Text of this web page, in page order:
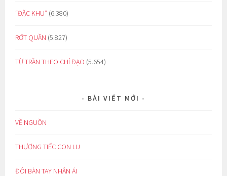
“ĐẶC KHU” (6.380)
RỚT QUẦN (5.827)
TỪ TRẦN THEO CHỈ ĐẠO (5.654)
BÀI VIẾT MỚI
VỀ NGUỒN
THƯƠNG TIẾC CON LU
ĐÔI BÀN TAY NHÂN ÁI